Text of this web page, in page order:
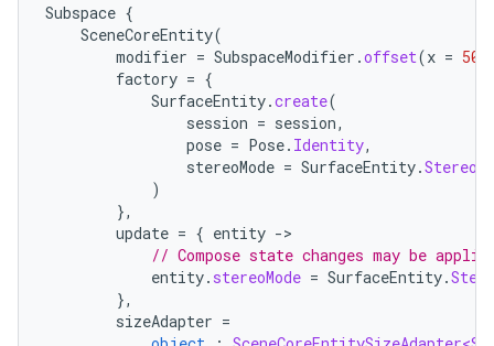
Subspace {
SceneCoreEntity(
modifier = SubspaceModifier .offset(x = 50.
factory = {
SurfaceEntity.create(
session = session,
pose = Pose. Identity,
stereoMode = SurfaceEntity.
)
},
update = { entity -
// Compose state changes may be
entity. stereoMode = SurfaceEntity.
},
sizeAdapter =